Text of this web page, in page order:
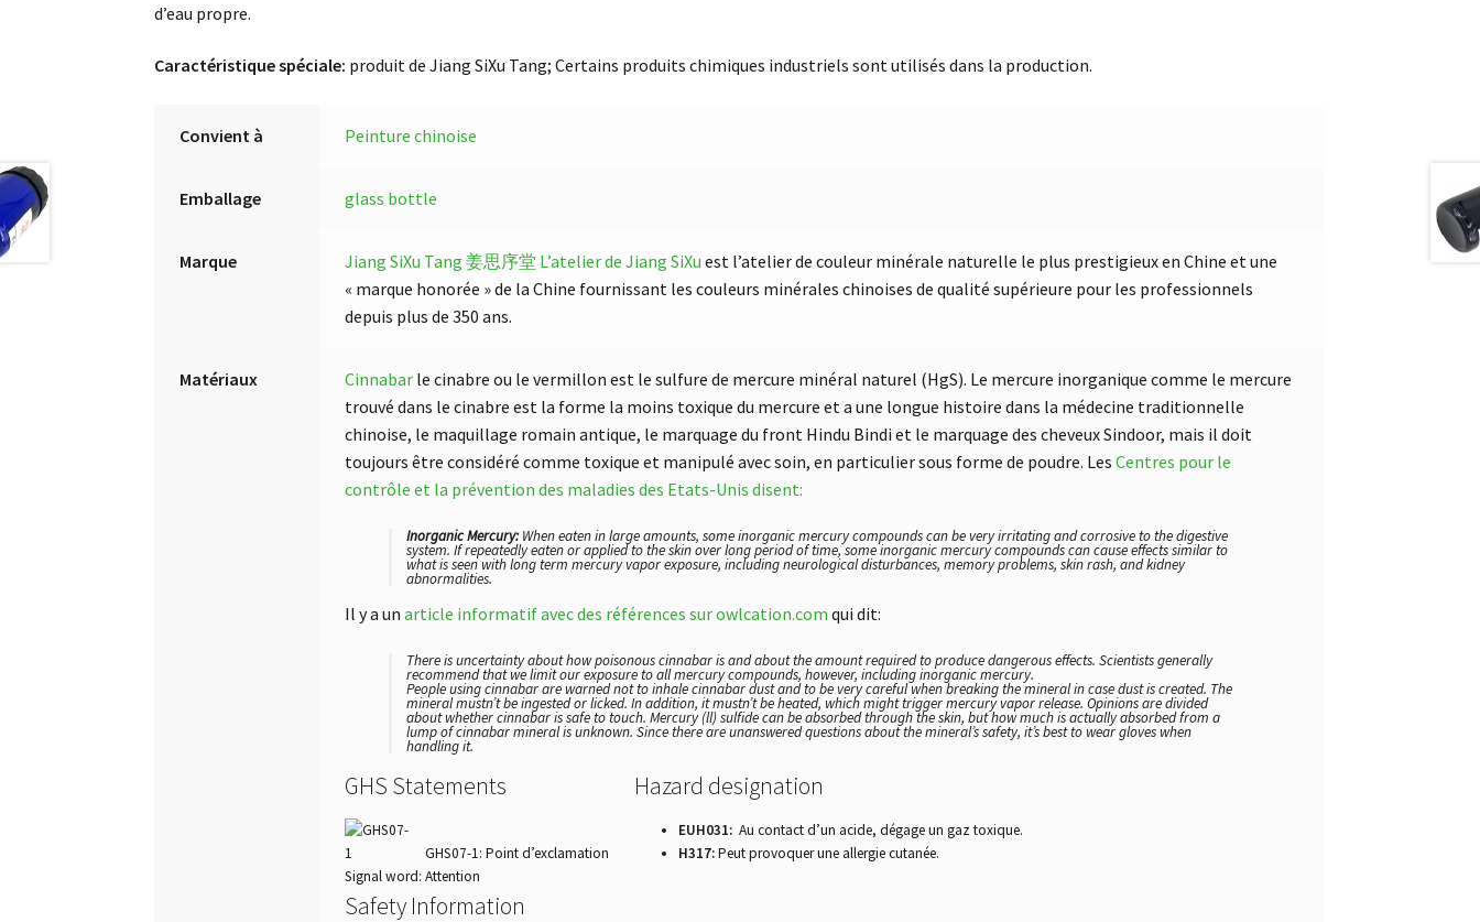
d’eau propre.
Caractéristique spéciale: produit de Jiang SiXu Tang; Certains produits chimiques industriels sont utilisés dans la production.
Convient à Peinture chinoise
Emballage glass bottle
Marque Jiang SiXu Tang 姜思序堂 L’atelier de Jiang SiXu est l’atelier de couleur minérale naturelle le plus prestigieux en Chine et une
« marque honorée » de la Chine fournissant les couleurs minérales chinoises de qualité supérieure pour les professionnels
depuis plus de 350 ans.
Matériaux Cinnabarle cinabre ou le vermillon est le sulfure de mercure minéral naturel (HgS). Le mercure inorganique comme le mercure
trouvé dans le cinabre est la forme la moins toxique du mercure et a une longue histoire dans la médecine traditionnelle
chinoise, le maquillage romain antique, le marquage du front Hindu Bindi et le marquage des cheveux Sindoor, mais il doit
toujours être considéré comme toxique et manipulé avec soin, en particulier sous forme de poudre. Les Centres pour le
contrôle et la prévention des maladies des Etats-Unis disent:
Inorganic Mercury:When eaten in large amounts, some inorganic mercury compounds can be very irritating and corrosive to the digestive
system. If repeatedly eaten or applied to the skin over long period of time, some inorganic mercury compounds can cause effects similar to
what is seen with long term mercury vapor exposure, including neurological disturbances, memory problems, skin rash, and kidney
abnormalities.
Il y a un article informatif avec des références sur owlcation.com qui dit:
There is uncertainty about how poisonous cinnabar is and about the amount required to produce dangerous effects. Scientists generally
recommend that we limit our exposure to all mercury compounds, however, including inorganic mercury.
People using cinnabar are warned not to inhale cinnabar dust and to be very careful when breaking the mineral in case dust is created. The
mineral mustn’t be ingested or licked. In addition, it mustn’t be heated, which might trigger mercury vapor release. Opinions are divided
about whether cinnabar is safe to touch. Mercury (ll) sulfide can be absorbed through the skin, but how much is actually absorbed from a
lump of cinnabar mineral is unknown. Since there are unanswered questions about the mineral’s safety, it’s best to wear gloves when
handling it.
GHS Statements
GHS07-1: Point d’exclamation
Signal word: Attention
Hazard designation
EUH031:Au contact d’un acide, dégage un gaz toxique.
H317:Peut provoquer une allergie cutanée.
Safety Information